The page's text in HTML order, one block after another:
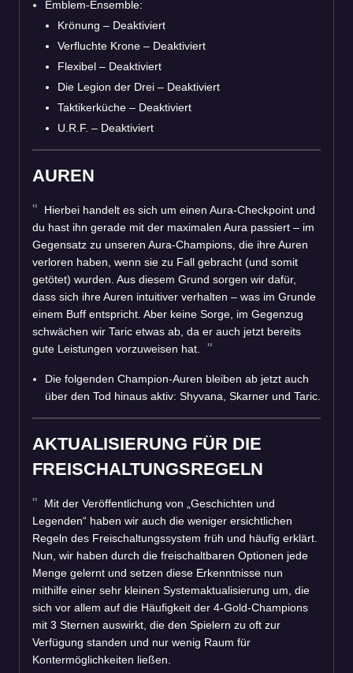
Emblem-Ensemble:
Krönung – Deaktiviert
Verfluchte Krone – Deaktiviert
Flexibel – Deaktiviert
Die Legion der Drei – Deaktiviert
Taktikerküche – Deaktiviert
U.R.F. – Deaktiviert
AUREN
Hierbei handelt es sich um einen Aura-Checkpoint und
du hast ihn gerade mit der maximalen Aura passiert – im
Gegensatz zu unseren Aura-Champions, die ihre Auren
verloren haben, wenn sie zu Fall gebracht (und somit
getötet) wurden. Aus diesem Grund sorgen wir dafür,
dass sich ihre Auren intuitiver verhalten – was im Grunde
einem Buff entspricht. Aber keine Sorge, im Gegenzug
schwächen wir Taric etwas ab, da er auch jetzt bereits
gute Leistungen vorzuweisen hat.
Die folgenden Champion-Auren bleiben ab jetzt auch
über den Tod hinaus aktiv: Shyvana, Skarner und Taric.
AKTUALISIERUNG FÜR DIE
FREISCHALTUNGSREGELN
Mit der Veröffentlichung von „Geschichten und
Legenden“ haben wir auch die weniger ersichtlichen
Regeln des Freischaltungssystem früh und häufig erklärt.
Nun, wir haben durch die freischaltbaren Optionen jede
Menge gelernt und setzen diese Erkenntnisse nun
mithilfe einer sehr kleinen Systemaktualisierung um, die
sich vor allem auf die Häufigkeit der 4-Gold-Champions
mit 3 Sternen auswirkt, die den Spielern zu oft zur
Verfügung standen und nur wenig Raum für
Kontermöglichkeiten ließen.